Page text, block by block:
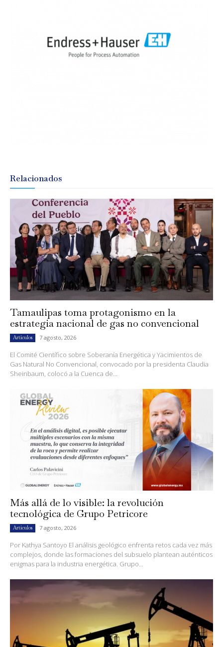
Relacionados
Tamaulipas toma protagonismo en la
estrategia nacional de gas no convencional
Artículos 7 agosto, 2026
El Comité Científico sobre Soberanía Energética y Yacimientos de
Gas Natural No Convencional, convocado por la presidenta Claudia
Sheinbaum, colocó a la Cuenca de...
Más allá de lo visible: la revolución
tecnológica de Grupo Petricore
Artículos 7 agosto, 2026
Por Kathya Santoyo El análisis geológico enfrenta retos cada vez más
complejos, donde las formaciones del subsuelo plantean auténticos
enigmas para la industria energética. Grupo...